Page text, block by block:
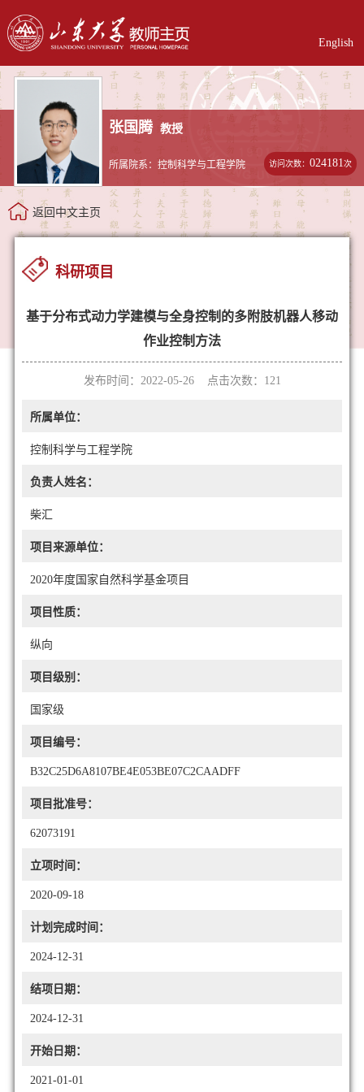
English
张国腾 教授
所属院系：控制科学与工程学院 访问次数：024181次
返回中文主页
科研项目
基于分布式动力学建模与全身控制的多附肢机器人移动
作业控制方法
发布时间：2022-05-26 点击次数： 121
所属单位：
控制科学与工程学院
负责人姓名：
柴汇
项目来源单位：
2020年度国家自然科学基金项目
项目性质：
纵向
项目级别：
国家级
项目编号：
B32C25D6A8107BE4E053BE07C2CAADFF
项目批准号：
62073191
立项时间：
2020-09-18
计划完成时间：
2024-12-31
结项日期：
2024-12-31
开始日期：
2021-01-01